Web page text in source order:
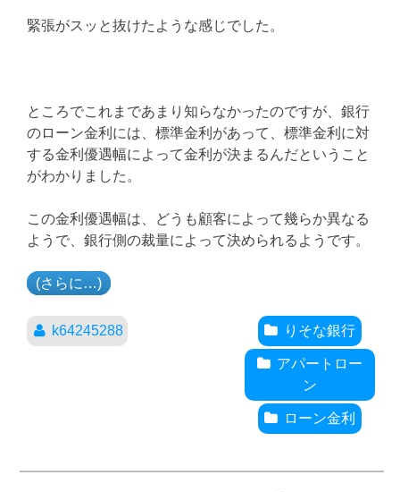
緊張がスッと抜けたような感じでした。
ところでこれまであまり知らなかったのですが、銀行
のローン金利には、標準金利があって、標準金利に対
する金利優遇幅によって金利が決まるんだということ
がわかりました。
この金利優遇幅は、どうも顧客によって幾らか異なる
ようで、銀行側の裁量によって決められるようです。
(さらに…)
k64245288 りそな銀行
アパートロー
ン
ローン金利